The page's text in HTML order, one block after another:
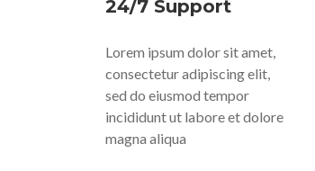
24/7 Support
Lorem ipsum dolor sit amet,
consectetur adipiscing elit,
sed do eiusmod tempor
incididunt ut labore et dolore
magna aliqua